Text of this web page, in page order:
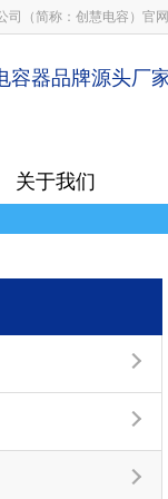
司（简称：创慧电容）官网
关于我们